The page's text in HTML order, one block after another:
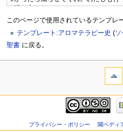
このページで使用されているテンプレ
テンプレート:アロマテラピー史 (
聖書に戻る。
プライバシー・ポリシー 閾ペディ